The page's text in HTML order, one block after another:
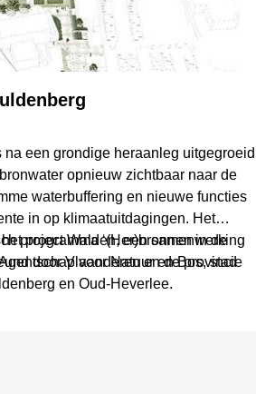
een grondige heraanleg uitgegroeid
opnieuw zichtbaar naar de
waterbuffering en nieuwe functies
in op klimaatuitdagingen. Het
programma ‘(Her)bronnen in de
door Vlaanderen en de provincie
project Walden, een samenwerking
voor Natuur en Bos, stad
en Oud‑Heverlee.